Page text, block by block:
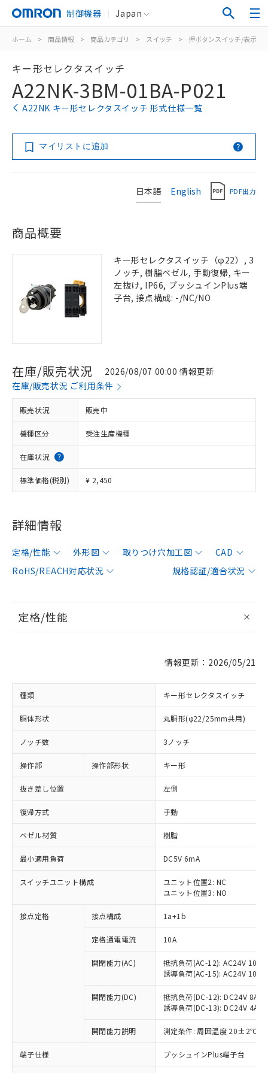
制御機器 Japan
ホーム > 商品情報 > 商品カテゴリ > スイッチ > 押ボタンスイッチ/表示灯
キー形セレクタスイッチ
A22NK-3BM-01BA-P021
A22NK キー形セレクタスイッチ 形式仕様一覧
マイリストに追加
日本語 English PDF出力
商品概要
キー形セレクタスイッチ（φ22）, 3
ノッチ, 樹脂ベゼル, 手動復帰, キー
左抜け, IP66, プッシュインPlus端
子台, 接点構成: -/NC/NO
在庫/販売状況
2026/08/07 00:00 情報更新
在庫/販売状況 ご利用条件
販売状況 販売中
機種区分 受注生産機種
在庫状況
標準価格(税別) ¥ 2,450
詳細情報
定格/性能 外形図 取りつけ穴加工図
CAD
RoHS/REACH対応状況
規格認証/適合状況
定格/性能
情報更新：2026/05/21
種類 キー形セレクタスイッチ
胴体形状 丸胴形(φ22/25mm共用)
ノッチ数 3ノッチ
操作部 操作部形状 キー形
抜き差し位置 左側
復帰方式 手動
ベゼル材質 樹脂
最小適用負荷 DC5V 6mA
スイッチユニット構成
ユニット位置2: NC
ユニット位置3: NO
接点定格 接点構成 1a+1b
定格通電電流 10A
開閉能力(AC)
抵抗負荷(AC-12): AC24V 10A/
誘導負荷(AC-15): AC24V
開閉能力(DC)
抵抗負荷(DC-12): DC24V 8A/
誘導負荷(DC-13): DC24V 4A/
開閉能力説明 測定条件: 周囲温度 20±2℃、
端子仕様 プッシュインPlus端子台
※1 対応状況
対応済み：EU RoHS指令（10物質）の
非含有に対応した製品が提供可能な商品で